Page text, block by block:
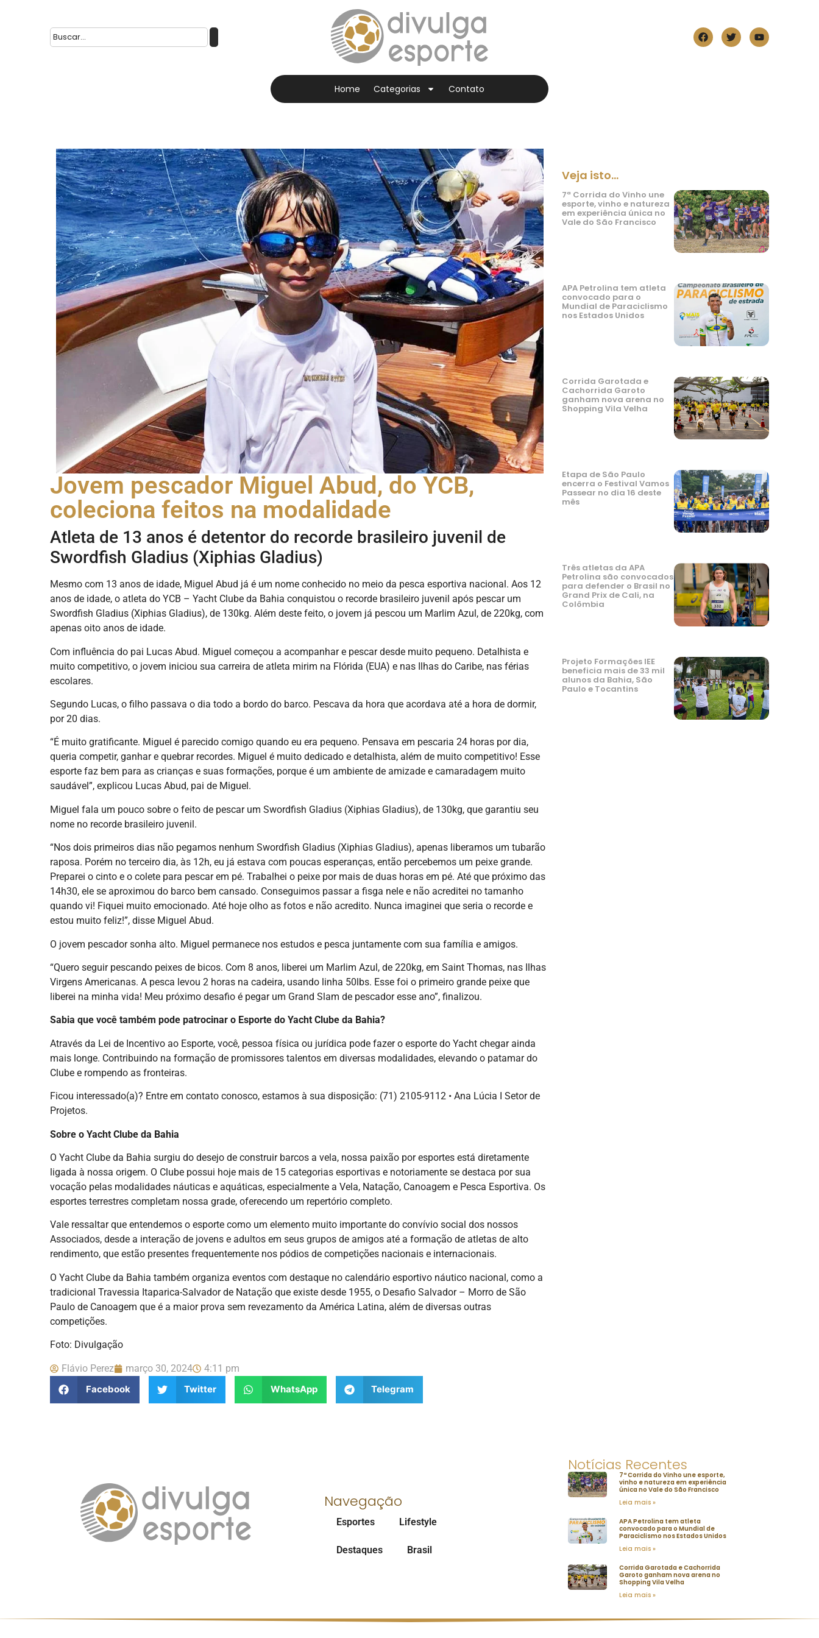
Home Categorias Contato
Jovem pescador Miguel Abud, do YCB,
coleciona feitos na modalidade
Atleta de 13 anos é detentor do recorde brasileiro juvenil de
Swordfish Gladius (Xiphias Gladius)
Mesmo com 13 anos de idade, Miguel Abud já é um nome conhecido no meio da pesca esportiva nacional. Aos 12
anos de idade, o atleta do YCB – Yacht Clube da Bahia conquistou o recorde brasileiro juvenil após pescar um
Swordfish Gladius (Xiphias Gladius), de 130kg. Além deste feito, o jovem já pescou um Marlim Azul, de 220kg, com
apenas oito anos de idade.
Com influência do pai Lucas Abud. Miguel começou a acompanhar e pescar desde muito pequeno. Detalhista e
muito competitivo, o jovem iniciou sua carreira de atleta mirim na Flórida (EUA) e nas Ilhas do Caribe, nas férias
escolares.
Segundo Lucas, o filho passava o dia todo a bordo do barco. Pescava da hora que acordava até a hora de dormir,
por 20 dias.
“É muito gratificante. Miguel é parecido comigo quando eu era pequeno. Pensava em pescaria 24 horas por dia,
queria competir, ganhar e quebrar recordes. Miguel é muito dedicado e detalhista, além de muito competitivo! Esse
esporte faz bem para as crianças e suas formações, porque é um ambiente de amizade e camaradagem muito
saudável”, explicou Lucas Abud, pai de Miguel.
Miguel fala um pouco sobre o feito de pescar um Swordfish Gladius (Xiphias Gladius), de 130kg, que garantiu seu
nome no recorde brasileiro juvenil.
“Nos dois primeiros dias não pegamos nenhum Swordfish Gladius (Xiphias Gladius), apenas liberamos um tubarão
raposa. Porém no terceiro dia, às 12h, eu já estava com poucas esperanças, então percebemos um peixe grande.
Preparei o cinto e o colete para pescar em pé. Trabalhei o peixe por mais de duas horas em pé. Até que próximo das
14h30, ele se aproximou do barco bem cansado. Conseguimos passar a fisga nele e não acreditei no tamanho
quando vi! Fiquei muito emocionado. Até hoje olho as fotos e não acredito. Nunca imaginei que seria o recorde e
estou muito feliz!”, disse Miguel Abud.
O jovem pescador sonha alto. Miguel permanece nos estudos e pesca juntamente com sua família e amigos.
“Quero seguir pescando peixes de bicos. Com 8 anos, liberei um Marlim Azul, de 220kg, em Saint Thomas, nas Ilhas
Virgens Americanas. A pesca levou 2 horas na cadeira, usando linha 50lbs. Esse foi o primeiro grande peixe que
liberei na minha vida! Meu próximo desafio é pegar um Grand Slam de pescador esse ano”, finalizou.
Sabia que você também pode patrocinar o Esporte do Yacht Clube da Bahia?
Através da Lei de Incentivo ao Esporte, você, pessoa física ou jurídica pode fazer o esporte do Yacht chegar ainda
mais longe. Contribuindo na formação de promissores talentos em diversas modalidades, elevando o patamar do
Clube e rompendo as fronteiras.
Ficou interessado(a)? Entre em contato conosco, estamos à sua disposição: (71) 2105-9112 • Ana Lúcia I Setor de
Projetos.
Sobre o Yacht Clube da Bahia
O Yacht Clube da Bahia surgiu do desejo de construir barcos a vela, nossa paixão por esportes está diretamente
ligada à nossa origem. O Clube possui hoje mais de 15 categorias esportivas e notoriamente se destaca por sua
vocação pelas modalidades náuticas e aquáticas, especialmente a Vela, Natação, Canoagem e Pesca Esportiva. Os
esportes terrestres completam nossa grade, oferecendo um repertório completo.
Vale ressaltar que entendemos o esporte como um elemento muito importante do convívio social dos nossos
Associados, desde a interação de jovens e adultos em seus grupos de amigos até a formação de atletas de alto
rendimento, que estão presentes frequentemente nos pódios de competições nacionais e internacionais.
O Yacht Clube da Bahia também organiza eventos com destaque no calendário esportivo náutico nacional, como a
tradicional Travessia Itaparica-Salvador de Natação que existe desde 1955, o Desafio Salvador – Morro de São
Paulo de Canoagem que é a maior prova sem revezamento da América Latina, além de diversas outras
competições.
Foto: Divulgação
Flávio Perez março 30, 2024
4:11 pm
Facebook
Twitter WhatsApp Telegram
Veja isto...
7ª Corrida do Vinho une
esporte, vinho e natureza
em experiência única no
Vale do São Francisco
APA Petrolina tem atleta
convocado para o
Mundial de Paraciclismo
nos Estados Unidos
Corrida Garotada e
Cachorrida Garoto
ganham nova arena no
Shopping Vila Velha
Etapa de São Paulo
encerra o Festival Vamos
Passear no dia 16 deste
mês
Três atletas da APA
Petrolina são convocados
para defender o Brasil no
Grand Prix de Cali, na
Colômbia
Projeto Formações IEE
beneficia mais de 33 mil
alunos da Bahia, São
Paulo e Tocantins
Navegação
Esportes Lifestyle
Destaques Brasil
Notícias Recentes
7ª Corrida do Vinho une esporte,
vinho e natureza em experiência
única no Vale do São Francisco
Leia mais »
APA Petrolina tem atleta
convocado para o Mundial de
Paraciclismo nos Estados Unidos
Leia mais »
Corrida Garotada e Cachorrida
Garoto ganham nova arena no
Shopping Vila Velha
Leia mais »